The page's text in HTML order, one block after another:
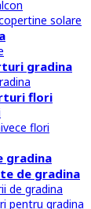
solare
gradina
flori
flori
gradina
de gradina
de gradina
pentru gradina